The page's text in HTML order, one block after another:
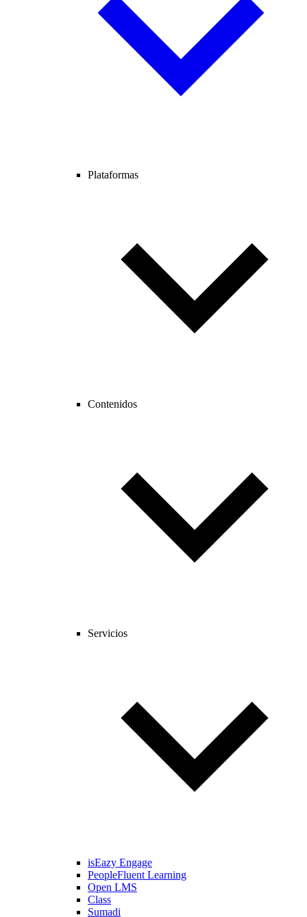
Plataformas
Contenidos
Servicios
isEazy Engage
PeopleFluent Learning
Open LMS
Class
Sumadi